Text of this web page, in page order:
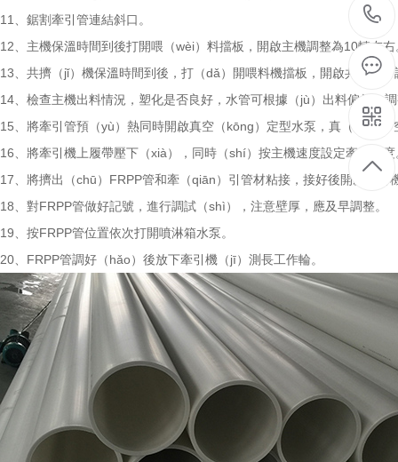
11、鋸割牽引管連結斜口。
12、主機保溫時間到後打開喂（wèi）料擋板，開啟主機調整為10轉左右
13、共擠（jǐ）機保溫時間到後，打（dǎ）開喂料機擋板，開啟共擠機
14、檢查主機出料情況，塑化是否良好，水管可根據（jù）出料偏斜，
15、將牽引管預（yù）熱同時開啟真空（kōng）定型水泵，真（zhēn
16、將牽引機上履帶壓下（xià），同時（shí）按主機速度設定牽引速度
17、將擠出（chū）FRPP管和牽（qiān）引管材粘接，接好後開啟牽引
18、對FRPP管做好記號，進行調試（shì），注意壁厚，應及早調整。
19、按FRPP管位置依次打開噴淋箱水泵。
20、FRPP管調好（hǎo）後放下牽引機（jī）測長工作輪。